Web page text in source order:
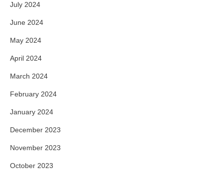
July 2024
June 2024
May 2024
April 2024
March 2024
February 2024
January 2024
December 2023
November 2023
October 2023